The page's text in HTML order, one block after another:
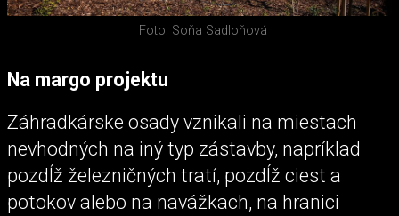
Foto: Soňa Sadloňová
Na margo projektu
Záhradkárske osady vznikali na miestach
nevhodných na iný typ zástavby, napríklad
pozdĺž železničných tratí, pozdĺž ciest a
potokov alebo na navážkach, na hranici